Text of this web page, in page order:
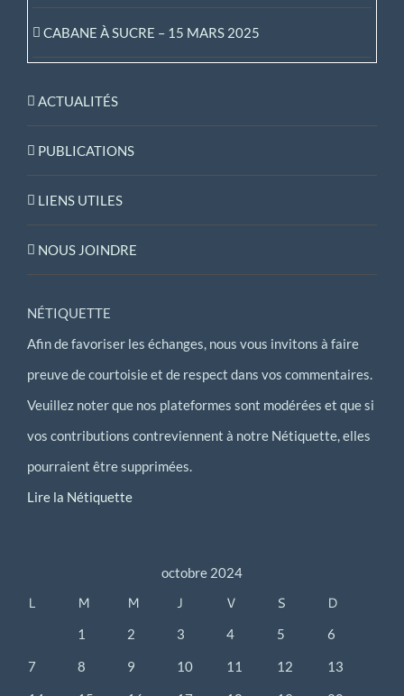
CABANE À SUCRE – 15 MARS 2025
ACTUALITÉS
PUBLICATIONS
LIENS UTILES
NOUS JOINDRE
NÉTIQUETTE
Afin de favoriser les échanges, nous vous invitons à faire
preuve de courtoisie et de respect dans vos commentaires.
Veuillez noter que nos plateformes sont modérées et que si
vos contributions contreviennent à notre Nétiquette, elles
pourraient être supprimées.
Lire la Nétiquette
octobre 2024
L M M J V S D
1 2 3 4 5
6
7
8 9 10 11 12
13